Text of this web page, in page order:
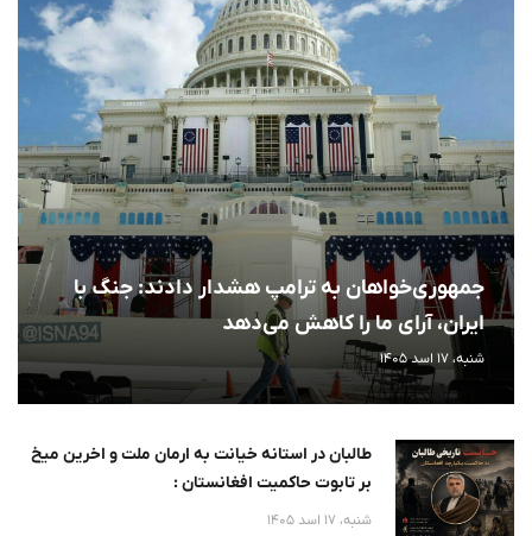
جمهوری‌خواهان به ترامپ هشدار دادند: جنگ با
ایران، آرای ما را کاهش می‌دهد
شنبه، 17 اسد 1405
طالبان در استانه خیانت به ارمان ملت و اخرین میخ
بر تابوت حاکمیت افغانستان :
شنبه، 17 اسد 1405